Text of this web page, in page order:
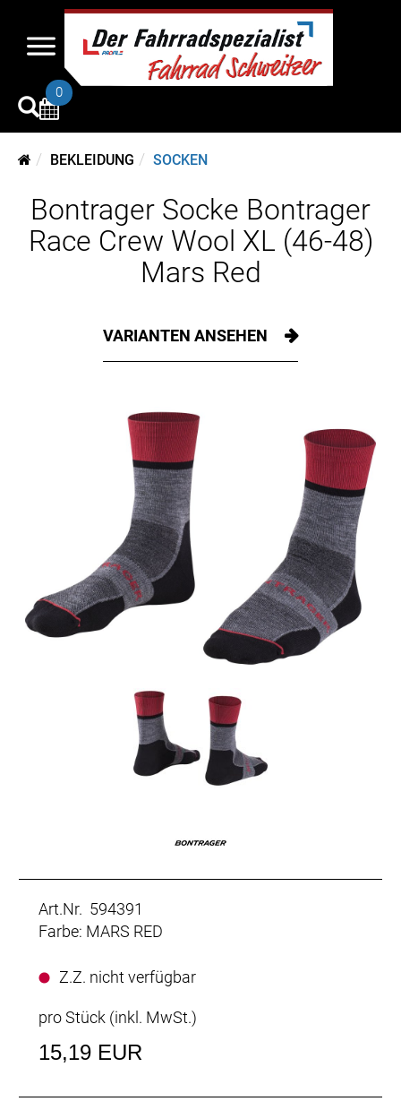
0
BEKLEIDUNG SOCKEN
Bontrager Socke Bontrager
Race Crew Wool XL (46-48)
Mars Red
VARIANTEN ANSEHEN
Art.Nr. 594391
Farbe: MARS RED
Z.Z. nicht verfügbar
pro Stück (inkl. MwSt.)
15,19 EUR